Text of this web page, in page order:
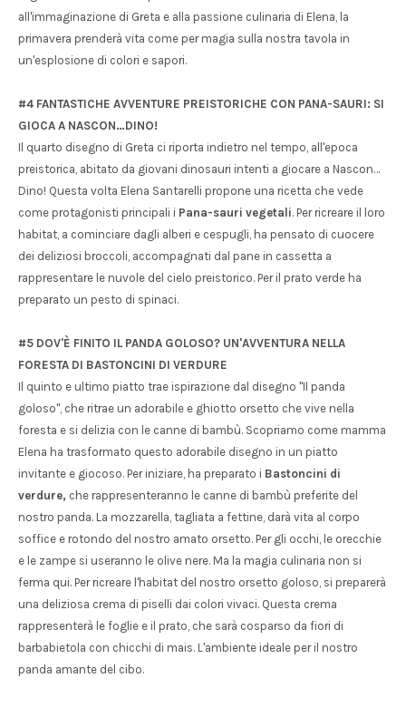
all'immaginazione di Greta e alla passione culinaria di Elena, la
primavera prenderà vita come per magia sulla nostra tavola in
un'esplosione di colori e sapori.
#4 FANTASTICHE AVVENTURE PREISTORICHE CON PANA-SAURI: SI
GIOCA A NASCON…DINO!
Il quarto disegno di Greta ci riporta indietro nel tempo, all'epoca
preistorica, abitato da giovani dinosauri intenti a giocare a Nascon…
Dino! Questa volta Elena Santarelli propone una ricetta che vede
come protagonisti principali i Pana-sauri vegetali. Per ricreare il loro
habitat, a cominciare dagli alberi e cespugli, ha pensato di cuocere
dei deliziosi broccoli, accompagnati dal pane in cassetta a
rappresentare le nuvole del cielo preistorico. Per il prato verde ha
preparato un pesto di spinaci.
#5 DOV'È FINITO IL PANDA GOLOSO? UN'AVVENTURA NELLA
FORESTA DI BASTONCINI DI VERDURE
Il quinto e ultimo piatto trae ispirazione dal disegno "Il panda
goloso", che ritrae un adorabile e ghiotto orsetto che vive nella
foresta e si delizia con le canne di bambù. Scopriamo come mamma
Elena ha trasformato questo adorabile disegno in un piatto
invitante e giocoso. Per iniziare, ha preparato i Bastoncini di
verdure, che rappresenteranno le canne di bambù preferite del
nostro panda. La mozzarella, tagliata a fettine, darà vita al corpo
soffice e rotondo del nostro amato orsetto. Per gli occhi, le orecchie
e le zampe si useranno le olive nere. Ma la magia culinaria non si
ferma qui. Per ricreare l'habitat del nostro orsetto goloso, si preparerà
una deliziosa crema di piselli dai colori vivaci. Questa crema
rappresenterà le foglie e il prato, che sarà cosparso da fiori di
barbabietola con chicchi di mais. L'ambiente ideale per il nostro
panda amante del cibo.